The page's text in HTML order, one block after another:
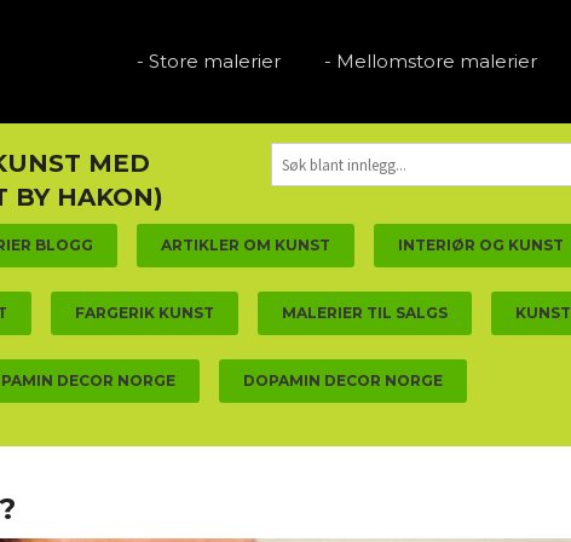
- Store malerier - Mellomstore malerier
MED
BY HAKON)
BLOGG ARTIKLER OM KUNST INTERIØR OG KUNST
FARGERIK KUNST MALERIER TIL SALGS KUNST
DECOR NORGE DOPAMIN DECOR NORGE